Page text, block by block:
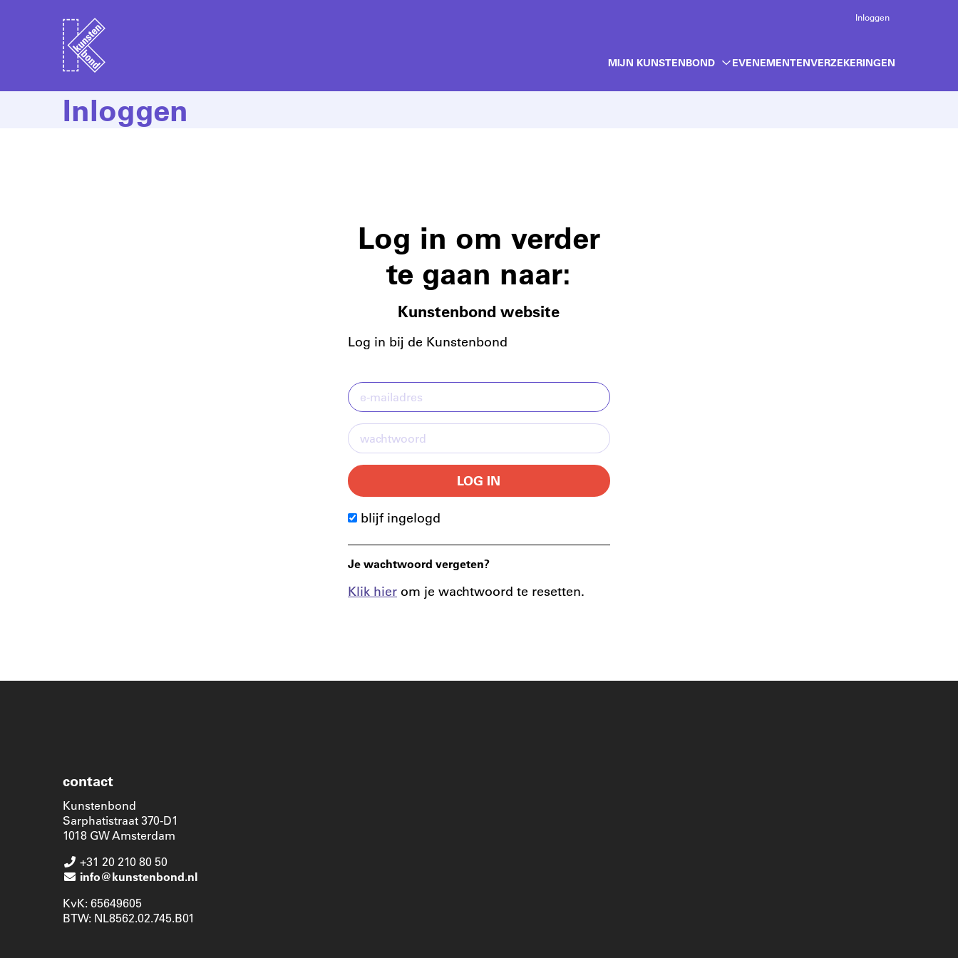
Inloggen
MIJN KUNSTENBOND EVENEMENTENVERZEKERINGEN
Inloggen
Log in om verder
te gaan naar:
Kunstenbond website
Log in bij de Kunstenbond
LOG IN
blijf ingelogd
Je wachtwoord vergeten?
Klik hier om je wachtwoord te resetten.
contact
Kunstenbond
Sarphatistraat 370-D1
1018 GW Amsterdam
+31 20 210 80 50
info@kunstenbond.nl
KvK: 65649605
BTW: NL8562.02.745.B01